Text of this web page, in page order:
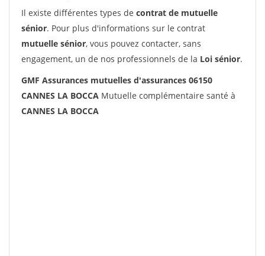
Il existe différentes types de contrat de mutuelle
sénior. Pour plus d'informations sur le contrat
mutuelle sénior, vous pouvez contacter, sans
engagement, un de nos professionnels de la Loi sénior.
GMF Assurances mutuelles d'assurances 06150
CANNES LA BOCCA Mutuelle complémentaire santé à
CANNES LA BOCCA